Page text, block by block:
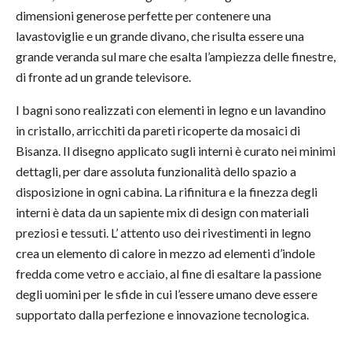
dimensioni generose perfette per contenere una
lavastoviglie e un grande divano, che risulta essere una
grande veranda sul mare che esalta l’ampiezza delle finestre,
di fronte ad un grande televisore.
I bagni sono realizzati con elementi in legno e un lavandino
in cristallo, arricchiti da pareti ricoperte da mosaici di
Bisanza. Il disegno applicato sugli interni è curato nei minimi
dettagli, per dare assoluta funzionalità dello spazio a
disposizione in ogni cabina. La rifinitura e la finezza degli
interni è data da un sapiente mix di design con materiali
preziosi e tessuti. L’ attento uso dei rivestimenti in legno
crea un elemento di calore in mezzo ad elementi d’indole
fredda come vetro e acciaio, al fine di esaltare la passione
degli uomini per le sfide in cui l’essere umano deve essere
supportato dalla perfezione e innovazione tecnologica.